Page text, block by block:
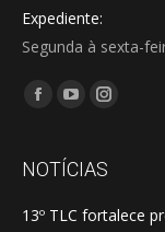
Expediente:
Segunda à sexta-
Encontre-nos em:
Facebook
opens
new
YouTube
opens
new
Instagram
opens
new
NOTÍCIAS
13º TLC fortalece